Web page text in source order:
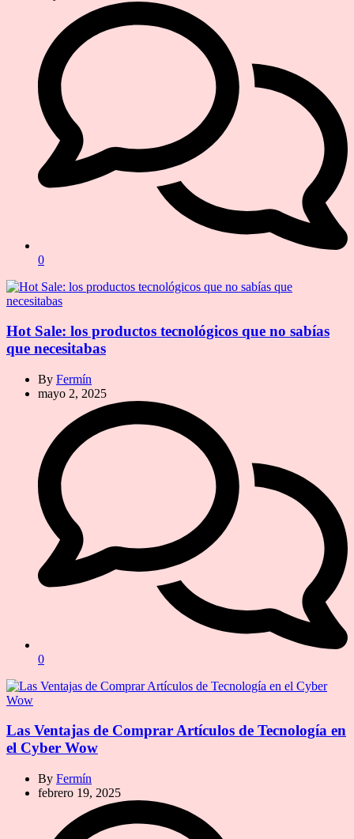
0
Hot Sale: los productos tecnológicos que no sabías
que necesitabas
By Fermín
mayo 2, 2025
0
Las Ventajas de Comprar Artículos de Tecnología en
el Cyber Wow
By Fermín
febrero 19, 2025